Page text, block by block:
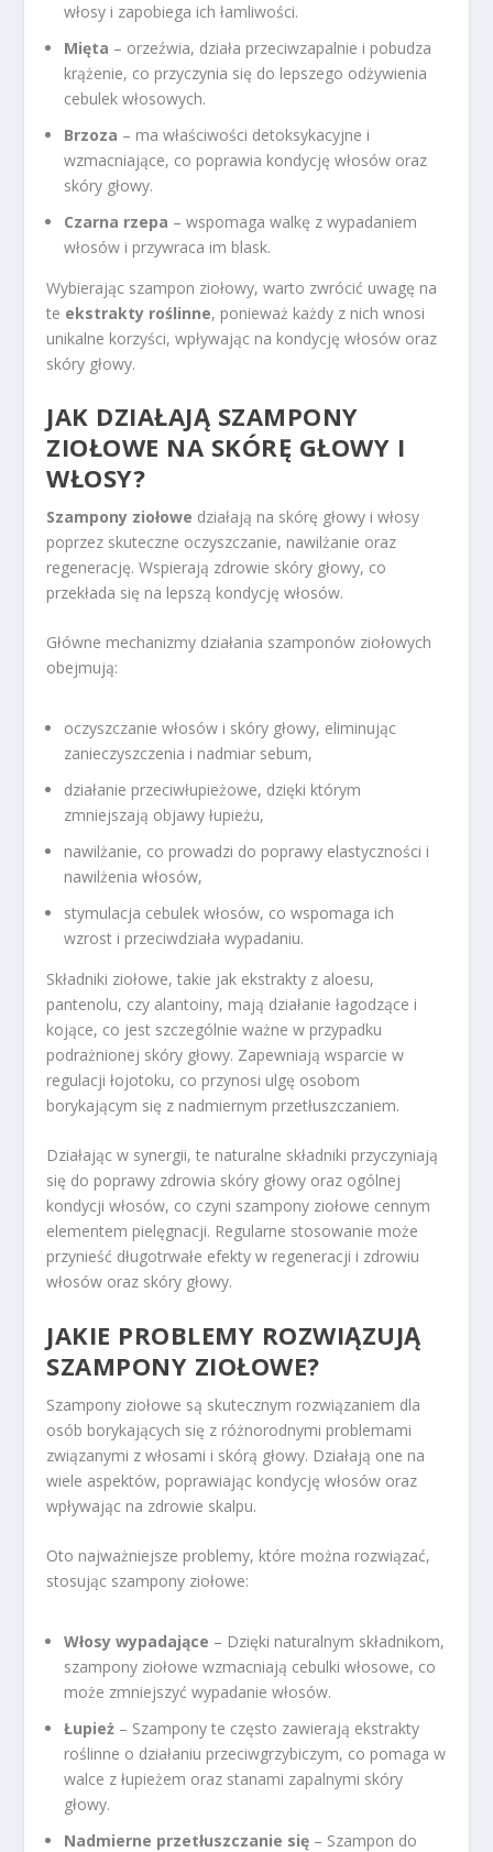
włosy i zapobiega ich łamliwości.
Mięta – orzeźwia, działa przeciwzapalnie i pobudza
krążenie, co przyczynia się do lepszego odżywienia
cebulek włosowych.
Brzoza – ma właściwości detoksykacyjne i
wzmacniające, co poprawia kondycję włosów oraz
skóry głowy.
Czarna rzepa – wspomaga walkę z wypadaniem
włosów i przywraca im blask.
Wybierając szampon ziołowy, warto zwrócić uwagę na
te ekstrakty roślinne, ponieważ każdy z nich wnosi
unikalne korzyści, wpływając na kondycję włosów oraz
skóry głowy.
JAK DZIAŁAJĄ SZAMPONY
ZIOŁOWE NA SKÓRĘ GŁOWY I
WŁOSY?
Szampony ziołowe działają na skórę głowy i włosy
poprzez skuteczne oczyszczanie, nawilżanie oraz
regenerację. Wspierają zdrowie skóry głowy, co
przekłada się na lepszą kondycję włosów.
Główne mechanizmy działania szamponów ziołowych
obejmują:
oczyszczanie włosów i skóry głowy, eliminując
zanieczyszczenia i nadmiar sebum,
działanie przeciwłupieżowe, dzięki którym
zmniejszają objawy łupieżu,
nawilżanie, co prowadzi do poprawy elastyczności i
nawilżenia włosów,
stymulacja cebulek włosów, co wspomaga ich
wzrost i przeciwdziała wypadaniu.
Składniki ziołowe, takie jak ekstrakty z aloesu,
pantenolu, czy alantoiny, mają działanie łagodzące i
kojące, co jest szczególnie ważne w przypadku
podrażnionej skóry głowy. Zapewniają wsparcie w
regulacji łojotoku, co przynosi ulgę osobom
borykającym się z nadmiernym przetłuszczaniem.
Działając w synergii, te naturalne składniki przyczyniają
się do poprawy zdrowia skóry głowy oraz ogólnej
kondycji włosów, co czyni szampony ziołowe cennym
elementem pielęgnacji. Regularne stosowanie może
przynieść długotrwałe efekty w regeneracji i zdrowiu
włosów oraz skóry głowy.
JAKIE PROBLEMY ROZWIĄZUJĄ
SZAMPONY ZIOŁOWE?
Szampony ziołowe są skutecznym rozwiązaniem dla
osób borykających się z różnorodnymi problemami
związanymi z włosami i skórą głowy. Działają one na
wiele aspektów, poprawiając kondycję włosów oraz
wpływając na zdrowie skalpu.
Oto najważniejsze problemy, które można rozwiązać,
stosując szampony ziołowe:
Włosy wypadające – Dzięki naturalnym składnikom,
szampony ziołowe wzmacniają cebulki włosowe, co
może zmniejszyć wypadanie włosów.
Łupież – Szampony te często zawierają ekstrakty
roślinne o działaniu przeciwgrzybiczym, co pomaga w
walce z łupieżem oraz stanami zapalnymi skóry
głowy.
Nadmierne przetłuszczanie się – Szampon do